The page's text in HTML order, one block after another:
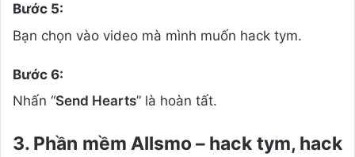
Bước 5:
Bạn chọn vào video mà mình muốn hack tym.
Bước 6:
Nhấn “Send Hearts” là hoàn tất.
3. Phần mềm Allsmo – hack tym, hack